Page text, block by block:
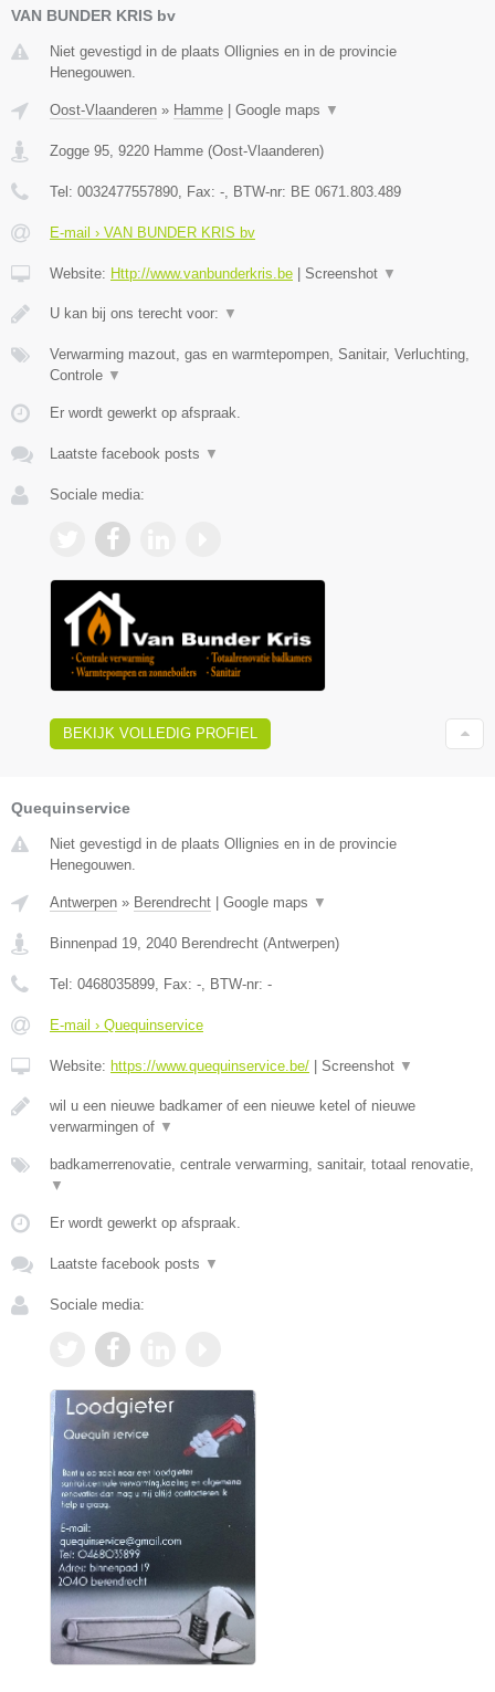
VAN BUNDER KRIS bv
Niet gevestigd in de plaats Ollignies en in de provincie
Henegouwen.
Oost-Vlaanderen » Hamme Google maps ▼
Zogge 95, 9220 Hamme (Oost-Vlaanderen)
Tel: 0032477557890, Fax: -, BTW-nr: BE 0671.803.489
E-mail › VAN BUNDER KRIS bv
Website: Http://www.vanbunderkris.be Screenshot ▼
U kan bij ons terecht voor: ▼
Verwarming mazout, gas en warmtepompen, Sanitair, Verluchting,
Controle ▼
Er wordt gewerkt op afspraak.
Laatste facebook posts ▼
Sociale media:
BEKIJK VOLLEDIG PROFIEL
Quequinservice
Niet gevestigd in de plaats Ollignies en in de provincie
Henegouwen.
Antwerpen » Berendrecht Google maps ▼
Binnenpad 19, 2040 Berendrecht (Antwerpen)
Tel: 0468035899, Fax: -, BTW-nr: -
E-mail › Quequinservice
Website: https://www.quequinservice.be/ Screenshot ▼
wil u een nieuwe badkamer of een nieuwe ketel of nieuwe
verwarmingen of ▼
badkamerrenovatie, centrale verwarming, sanitair, totaal renovatie,
▼
Er wordt gewerkt op afspraak.
Laatste facebook posts ▼
Sociale media: